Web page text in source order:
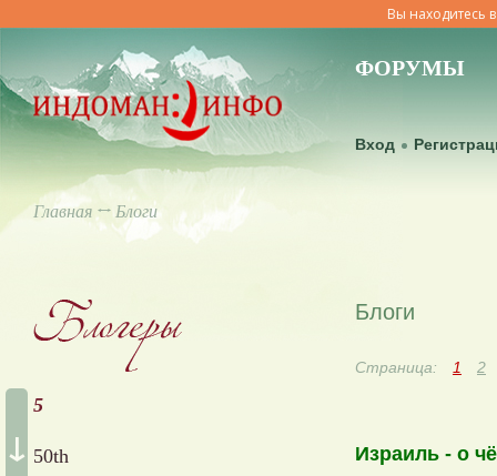
Вы находитесь
ФОРУМЫ
Вход
Главная ↔ Блоги
↓
5
50th
Блоги
Страница: 1 2
Израиль - о